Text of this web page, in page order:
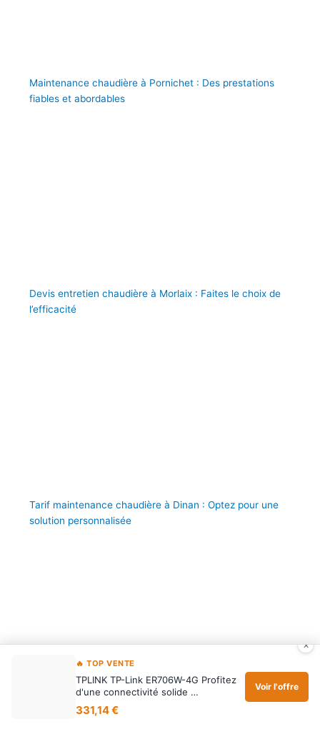
Maintenance chaudière à Pornichet : Des prestations
fiables et abordables
Devis entretien chaudière à Morlaix : Faites le choix de
l’efficacité
Tarif maintenance chaudière à Dinan : Optez pour une
solution personnalisée
×
🔥 TOP VENTE
TPLINK TP-Link ER706W-4G Profitez
d'une connectivité solide …
331,14 €
Voir l'offre